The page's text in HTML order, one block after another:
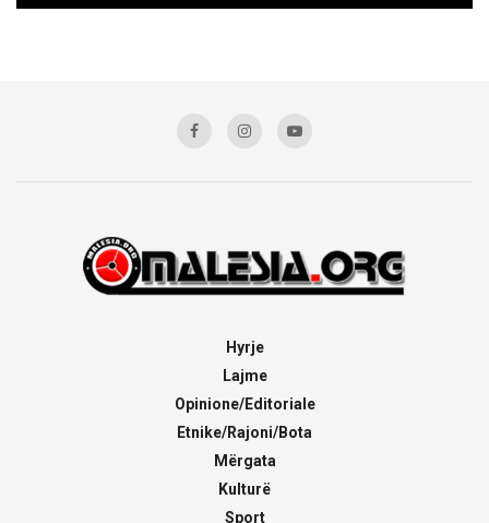
Hyrje
Lajme
Opinione/Editoriale
Etnike/Rajoni/Bota
Mërgata
Kulturë
Sport